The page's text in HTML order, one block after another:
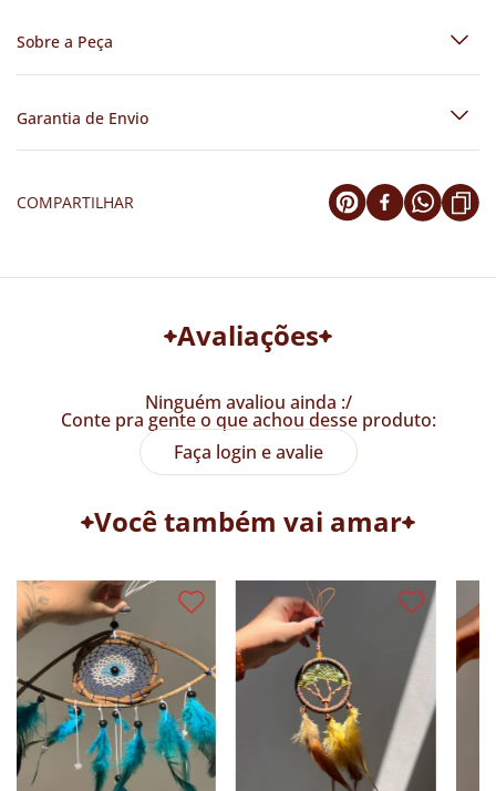
Sobre a Peça
Garantia de Envio
COMPARTILHAR
Avaliações
Ninguém avaliou ainda :/
Conte pra gente o que achou desse produto:
Faça login e avalie
Você também vai amar